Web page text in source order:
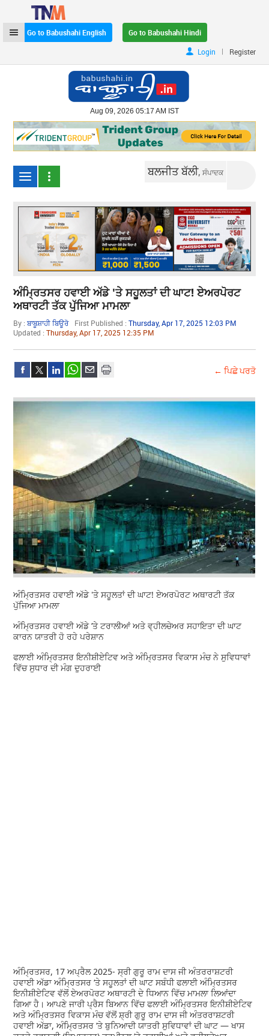
Go to Babushahi English
Go to Babushahi Hindi
Login
| Register
Aug 09, 2026 05:17 AM IST
ਬਲਜੀਤ ਬੱਲੀ,ਸੰਪਾਦਕ
ਅੰਮ੍ਰਿਤਸਰ ਹਵਾਈ ਅੱਡੇ 'ਤੇ ਸਹੂਲਤਾਂ ਦੀ ਘਾਟ! ਏਅਰਪੋਰਟ
ਅਥਾਰਟੀ ਤੱਕ ਪੁੱਜਿਆ ਮਾਮਲਾ
By :ਬਾਬੂਸ਼ਾਹੀ ਬਿਊਰੋ First Published :Thursday, Apr 17, 2025 12:03 PM
Updated :Thursday, Apr 17, 2025 12:35 PM
← ਪਿਛੇ ਪਰਤੋ
ਅੰਮ੍ਰਿਤਸਰ ਹਵਾਈ ਅੱਡੇ 'ਤੇ ਸਹੂਲਤਾਂ ਦੀ ਘਾਟ! ਏਅਰਪੋਰਟ ਅਥਾਰਟੀ ਤੱਕ
ਪੁੱਜਿਆ ਮਾਮਲਾ
ਅੰਮ੍ਰਿਤਸਰ ਹਵਾਈ ਅੱਡੇ ’ਤੇ ਟਰਾਲੀਆਂ ਅਤੇ ਵ੍ਹੀਲਚੇਅਰ ਸਹਾਇਤਾ ਦੀ ਘਾਟ
ਕਾਰਨ ਯਾਤਰੀ ਹੋ ਰਹੇ ਪਰੇਸ਼ਾਨ
ਫਲਾਈ ਅੰਮ੍ਰਿਤਸਰ ਇਨੀਸ਼ੀਏਟਿਵ ਅਤੇ ਅੰਮ੍ਰਿਤਸਰ ਵਿਕਾਸ ਮੰਚ ਨੇ ਸੁਵਿਧਾਵਾਂ
ਵਿੱਚ ਸੁਧਾਰ ਦੀ ਮੰਗ ਦੁਹਰਾਈ
ਅੰਮ੍ਰਿਤਸਰ, 17 ਅਪ੍ਰੈਲ 2025- ਸ੍ਰੀ ਗੁਰੂ ਰਾਮ ਦਾਸ ਜੀ ਅੰਤਰਰਾਸ਼ਟਰੀ
ਹਵਾਈ ਅੱਡਾ ਅੰਮ੍ਰਿਤਸਰ ‘ਤੇ ਸਹੂਲਤਾਂ ਦੀ ਘਾਟ ਸਬੰਧੀ ਫਲਾਈ ਅੰਮ੍ਰਿਤਸਰ
ਇਨੀਸ਼ੀਏਟਿਵ ਵੱਲੋਂ ਏਅਰਪੋਰਟ ਅਥਾਰਟੀ ਦੇ ਧਿਆਨ ਵਿੱਚ ਮਾਮਲਾ ਲਿਆਂਦਾ
ਗਿਆ ਹੈ। ਆਪਣੇ ਜਾਰੀ ਪ੍ਰੈਸ ਬਿਆਨ ਵਿੱਚ ਫਲਾਈ ਅੰਮ੍ਰਿਤਸਰ ਇਨੀਸ਼ੀਏਟਿਵ
ਅਤੇ ਅੰਮ੍ਰਿਤਸਰ ਵਿਕਾਸ ਮੰਚ ਵੱਲੋਂ ਸ਼੍ਰੀ ਗੁਰੂ ਰਾਮ ਦਾਸ ਜੀ ਅੰਤਰਰਾਸ਼ਟਰੀ
ਹਵਾਈ ਅੱਡਾ, ਅੰਮ੍ਰਿਤਸਰ ’ਤੇ ਬੁਨਿਆਦੀ ਯਾਤਰੀ ਸੁਵਿਧਾਵਾਂ ਦੀ ਘਾਟ — ਖਾਸ